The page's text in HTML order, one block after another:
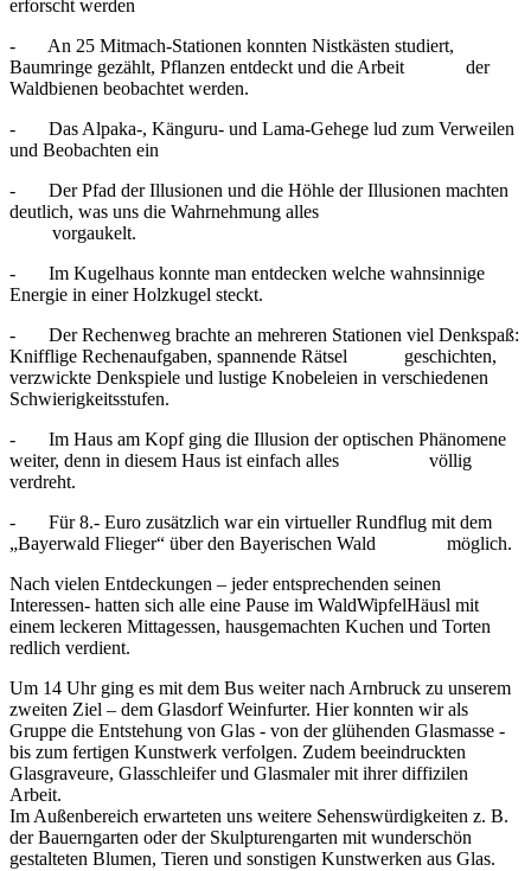
erforscht werden
- An 25 Mitmach-Stationen konnten Nistkästen studiert,
Baumringe gezählt, Pflanzen entdeckt und die Arbeit der
Waldbienen beobachtet werden.
- Das Alpaka-, Känguru- und Lama-Gehege lud zum Verweilen
und Beobachten ein
- Der Pfad der Illusionen und die Höhle der Illusionen machten
deutlich, was uns die Wahrnehmung alles
vorgaukelt.
- Im Kugelhaus konnte man entdecken welche wahnsinnige
Energie in einer Holzkugel steckt.
- Der Rechenweg brachte an mehreren Stationen viel Denkspaß:
Knifflige Rechenaufgaben, spannende Rätsel geschichten,
verzwickte Denkspiele und lustige Knobeleien in verschiedenen
Schwierigkeitsstufen.
- Im Haus am Kopf ging die Illusion der optischen Phänomene
weiter, denn in diesem Haus ist einfach alles völlig
verdreht.
- Für 8.- Euro zusätzlich war ein virtueller Rundflug mit dem
„Bayerwald Flieger“ über den Bayerischen Wald möglich.
Nach vielen Entdeckungen – jeder entsprechenden seinen
Interessen- hatten sich alle eine Pause im WaldWipfelHäusl mit
einem leckeren Mittagessen, hausgemachten Kuchen und Torten
redlich verdient.
Um 14 Uhr ging es mit dem Bus weiter nach Arnbruck zu unserem
zweiten Ziel – dem Glasdorf Weinfurter. Hier konnten wir als
Gruppe die Entstehung von Glas - von der glühenden Glasmasse -
bis zum fertigen Kunstwerk verfolgen. Zudem beeindruckten
Glasgraveure, Glasschleifer und Glasmaler mit ihrer diffizilen
Arbeit.
Im Außenbereich erwarteten uns weitere Sehenswürdigkeiten z. B.
der Bauerngarten oder der Skulpturengarten mit wunderschön
gestalteten Blumen, Tieren und sonstigen Kunstwerken aus Glas.